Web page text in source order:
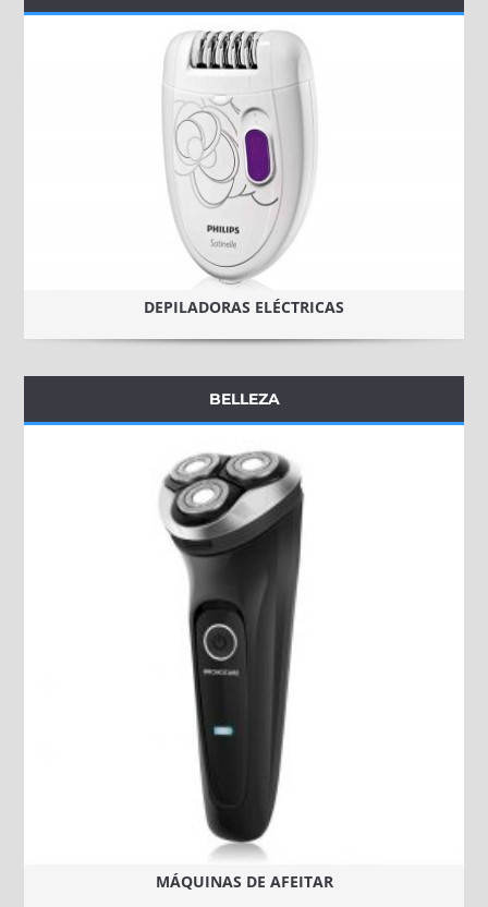
DEPILADORAS ELÉCTRICAS
BELLEZA
MÁQUINAS DE AFEITAR